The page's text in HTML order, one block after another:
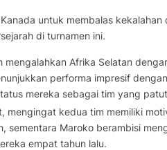
untuk membalas kekalahan
di turnamen ini.
mengalahkan Afrika Selatan
performa impresif
mereka sebagai tim yang
mengingat kedua tim memiliki
sementara Maroko berambisi
empat tahun lalu.